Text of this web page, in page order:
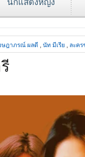
นักแสดงหญิง
ษฎาภรณ์ ผลดี , นัท มีเรีย , ละคร